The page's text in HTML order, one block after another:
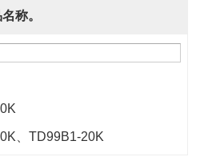
称。
、TD99B1-20K